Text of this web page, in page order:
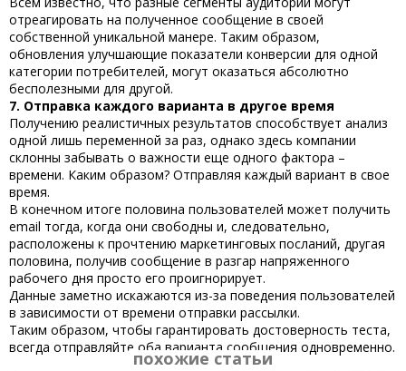
отреагировать на полученное сообщение в своей
собственной уникальной манере. Таким образом,
обновления улучшающие показатели конверсии для одной
категории потребителей, могут оказаться абсолютно
бесполезными для другой.
7. Отправка каждого варианта в другое время
Получению реалистичных результатов способствует анализ
одной лишь переменной за раз, однако здесь компании
склонны забывать о важности еще одного фактора –
времени. Каким образом? Отправляя каждый вариант в свое
время.
В конечном итоге половина пользователей может получить
email тогда, когда они свободны и, следовательно,
расположены к прочтению маркетинговых посланий, другая
половина, получив сообщение в разгар напряженного
рабочего дня просто его проигнорирует.
Данные заметно искажаются из-за поведения пользователей
в зависимости от времени отправки рассылки.
Таким образом, чтобы гарантировать достоверность теста,
всегда отправляйте оба варианта сообщения одновременно.
похожие статьи